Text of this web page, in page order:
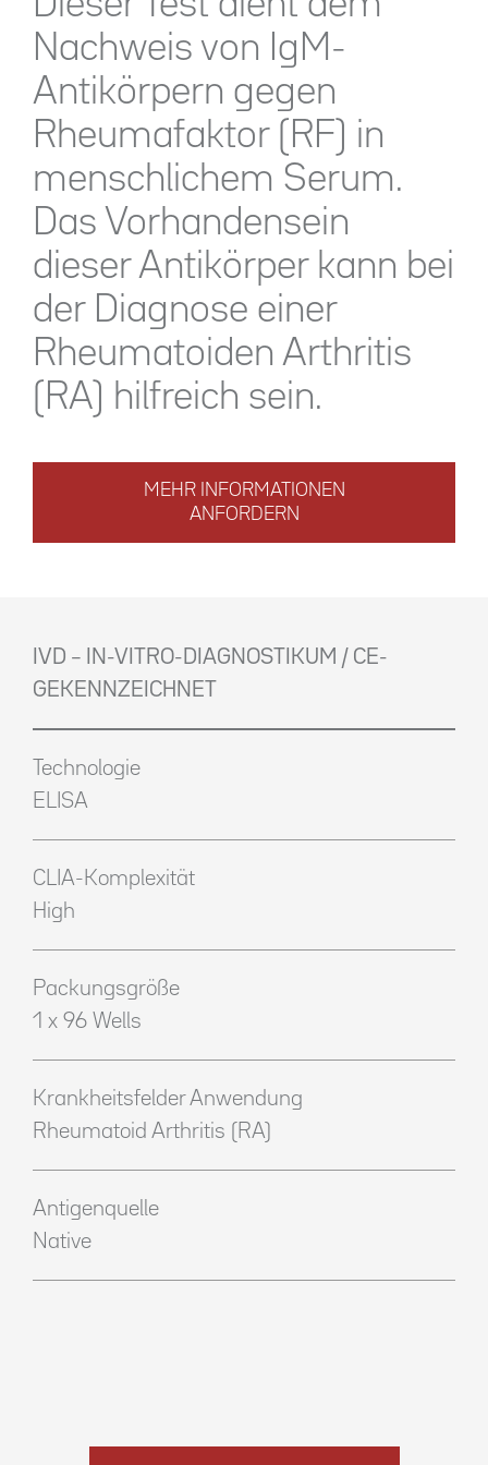
Nachweis von IgM-
Antikörpern gegen
Rheumafaktor (RF) in
menschlichem Serum.
Das Vorhandensein
dieser Antikörper kann bei
der Diagnose einer
Rheumatoiden Arthritis
(RA) hilfreich sein.
MEHR INFORMATIONEN
ANFORDERN
IVD – IN-VITRO-DIAGNOSTIKUM / CE-
GEKENNZEICHNET
Technologie
ELISA
CLIA-Komplexität
High
Packungsgröße
1 x 96 Wells
Krankheitsfelder Anwendung
Rheumatoid Arthritis (RA)
Antigenquelle
Native